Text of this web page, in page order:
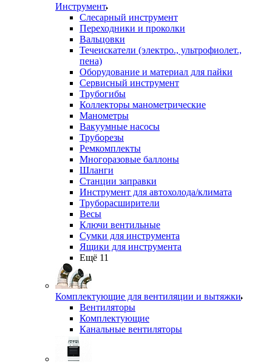
Инструмент
Слесарный инструмент
Переходники и проколки
Вальцовки
Течеискатели (электро., ультрофиолет.,
пена)
Оборудование и материал для пайки
Сервисный инструмент
Трубогибы
Коллекторы манометрические
Манометры
Вакуумные насосы
Труборезы
Ремкомплекты
Многоразовые баллоны
Шланги
Станции заправки
Инструмент для автохолода/климата
Труборасширители
Весы
Ключи вентильные
Сумки для инструмента
Ящики для инструмента
Ещё 11
Комплектующие для вентиляции и вытяжки
Вентиляторы
Комплектующие
Канальные вентиляторы